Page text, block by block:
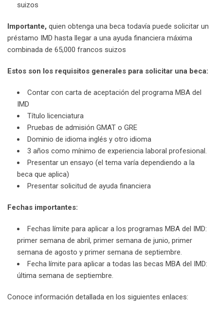
suizos
Importante, quien obtenga una beca todavía puede solicitar un
préstamo IMD hasta llegar a una ayuda financiera máxima
combinada de 65,000 francos suizos
Estos son los requisitos generales para solicitar una beca:
Contar con carta de aceptación del programa MBA del
IMD
Título licenciatura
Pruebas de admisión GMAT o GRE
Dominio de idioma inglés y otro idioma
3 años como mínimo de experiencia laboral profesional.
Presentar un ensayo (el tema varía dependiendo a la
beca que aplica)
Presentar solicitud de ayuda financiera
Fechas importantes:
Fechas límite para aplicar a los programas MBA del IMD:
primer semana de abril, primer semana de junio, primer
semana de agosto y primer semana de septiembre.
Fecha límite para aplicar a todas las becas MBA del IMD:
última semana de septiembre.
Conoce información detallada en los siguientes enlaces: